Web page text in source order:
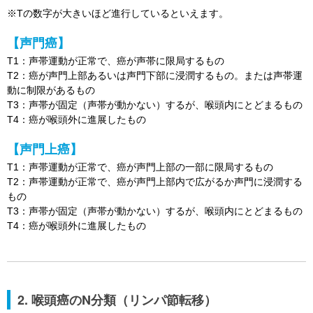
※Tの数字が大きいほど進行しているといえます。
【声門癌】
T1：声帯運動が正常で、癌が声帯に限局するもの
T2：癌が声門上部あるいは声門下部に浸潤するもの。または声帯運
動に制限があるもの
T3：声帯が固定（声帯が動かない）するが、喉頭内にとどまるもの
T4：癌が喉頭外に進展したもの
【声門上癌】
T1：声帯運動が正常で、癌が声門上部の一部に限局するもの
T2：声帯運動が正常で、癌が声門上部内で広がるか声門に浸潤する
もの
T3：声帯が固定（声帯が動かない）するが、喉頭内にとどまるもの
T4：癌が喉頭外に進展したもの
2. 喉頭癌のN分類（リンパ節転移）